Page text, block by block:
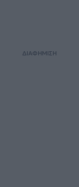
ΔΙΑΦΗΜΙΣΗ